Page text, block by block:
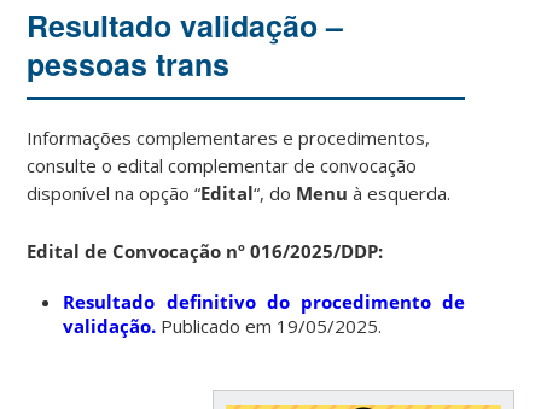
Resultado validação –
pessoas trans
Informações complementares e procedimentos,
consulte o edital complementar de convocação
disponível na opção “Edital“, do Menuà esquerda.
Edital de Convocação nº 016/2025/DDP:
Resultado definitivo do procedimento de
validação. Publicado em 19/05/2025.